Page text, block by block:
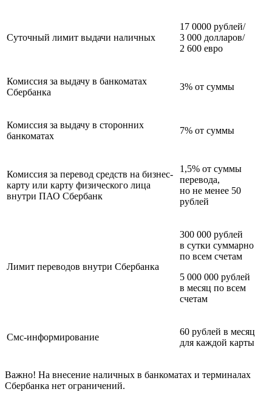
Суточный лимит выдачи наличных
17 0000 рублей/
3 000 долларов/
2 600 евро
Комиссия за выдачу в банкоматах
Сбербанка
3% от суммы
Комиссия за выдачу в сторонних
банкоматах
7% от суммы
Комиссия за перевод средств на бизнес-
карту или карту физического лица
внутри ПАО Сбербанк
1,5% от суммы
перевода,
но не менее 50
рублей
Лимит переводов внутри Сбербанка
300 000 рублей
в сутки суммарно
по всем счетам
5 000 000 рублей
в месяц по всем
счетам
Смс-информирование
60 рублей в месяц
для каждой карты
Важно! На внесение наличных в банкоматах и терминалах
Сбербанка нет ограничений.